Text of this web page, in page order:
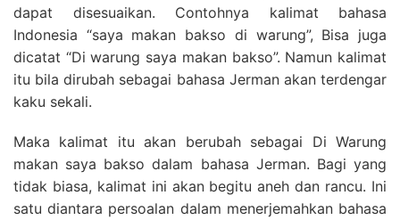
dapat disesuaikan. Contohnya kalimat bahasa
Indonesia “saya makan bakso di warung”, Bisa juga
dicatat “Di warung saya makan bakso”. Namun kalimat
itu bila dirubah sebagai bahasa Jerman akan terdengar
kaku sekali.
Maka kalimat itu akan berubah sebagai Di Warung
makan saya bakso dalam bahasa Jerman. Bagi yang
tidak biasa, kalimat ini akan begitu aneh dan rancu. Ini
satu diantara persoalan dalam menerjemahkan bahasa